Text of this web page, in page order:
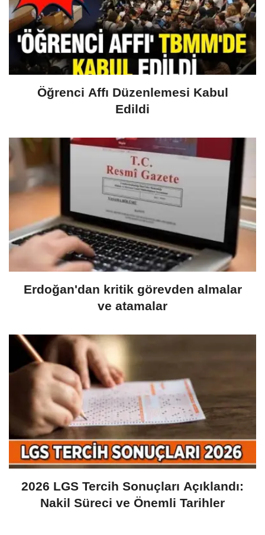
Öğrenci Affı Düzenlemesi Kabul
Edildi
Erdoğan'dan kritik görevden almalar
ve atamalar
2026 LGS Tercih Sonuçları Açıklandı:
Nakil Süreci ve Önemli Tarihler